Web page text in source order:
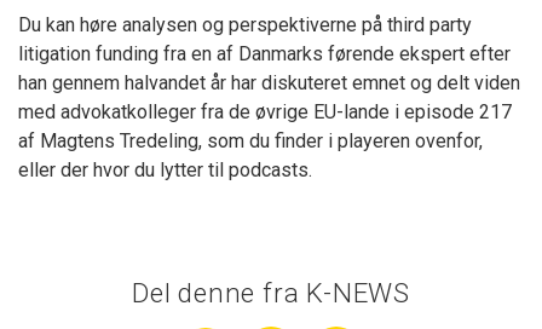
Du kan høre analysen og perspektiverne på third party
litigation funding fra en af Danmarks førende ekspert efter
han gennem halvandet år har diskuteret emnet og delt viden
med advokatkolleger fra de øvrige EU-lande i episode 217
af Magtens Tredeling, som du finder i playeren ovenfor,
eller der hvor du lytter til podcasts.
Del denne fra K-NEWS